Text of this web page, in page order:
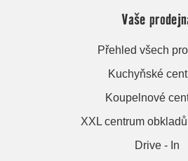
Vaše
Přehled všech
Kuchyňské
Koupelnové
XXL centrum
Drive - In